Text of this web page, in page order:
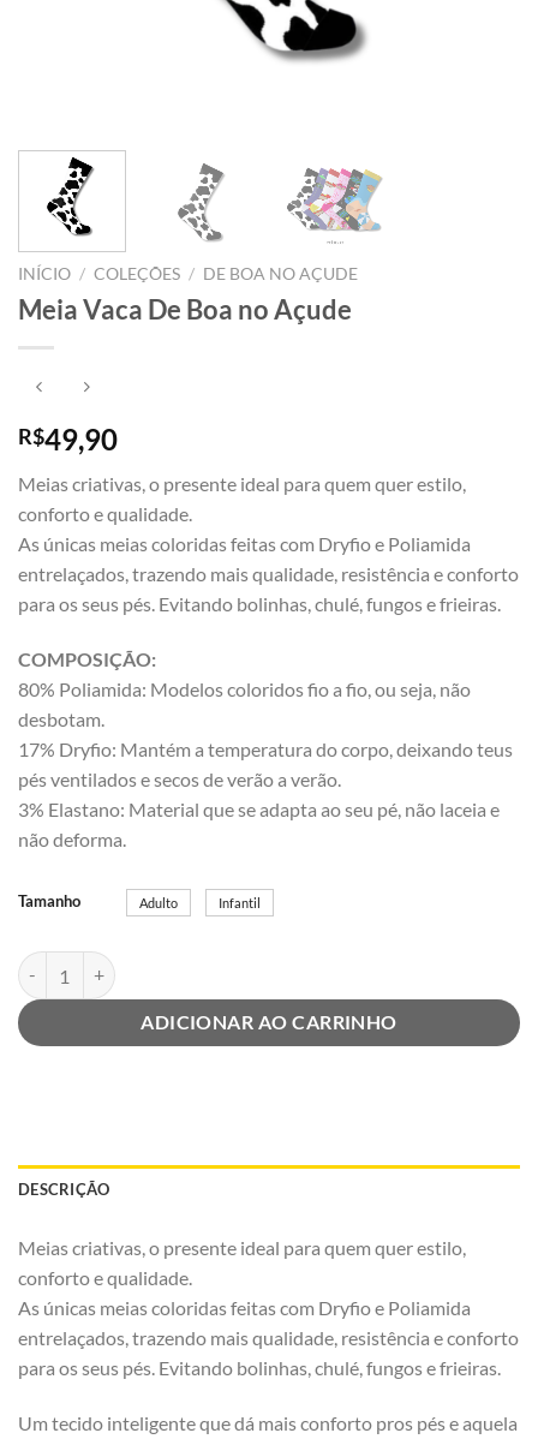
INÍCIO / COLEÇÕES / DE BOA NO AÇUDE
Meia Vaca De Boa no Açude
R$49,90
Meias criativas, o presente ideal para quem quer estilo,
conforto e qualidade.
As únicas meias coloridas feitas com Dryfio e Poliamida
entrelaçados, trazendo mais qualidade, resistência e conforto
para os seus pés. Evitando bolinhas, chulé, fungos e frieiras.
COMPOSIÇÃO:
80% Poliamida: Modelos coloridos fio a fio, ou seja, não
desbotam.
17% Dryfio: Mantém a temperatura do corpo, deixando teus
pés ventilados e secos de verão a verão.
3% Elastano: Material que se adapta ao seu pé, não laceia e
não deforma.
Tamanho Adulto Infantil
Meia Vaca De Boa no Açude quantidade
ADICIONAR AO CARRINHO
DESCRIÇÃO
Meias criativas, o presente ideal para quem quer estilo,
conforto e qualidade.
As únicas meias coloridas feitas com Dryfio e Poliamida
entrelaçados, trazendo mais qualidade, resistência e conforto
para os seus pés. Evitando bolinhas, chulé, fungos e frieiras.
Um tecido inteligente que dá mais conforto pros pés e aquela